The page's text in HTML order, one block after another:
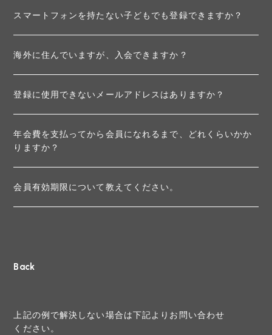
スマートフォンを持たない子どもでも登録できますか？
海外に住んでいますが、入会できますか？
登録に使用できないメールアドレスはありますか？
年会費を支払ってから会員になれるまで、どれくらいかか
りますか？
会員有効期限について教えてください。
Back
上記の例で解決しない場合は下記よりお問い合わせ
ください。